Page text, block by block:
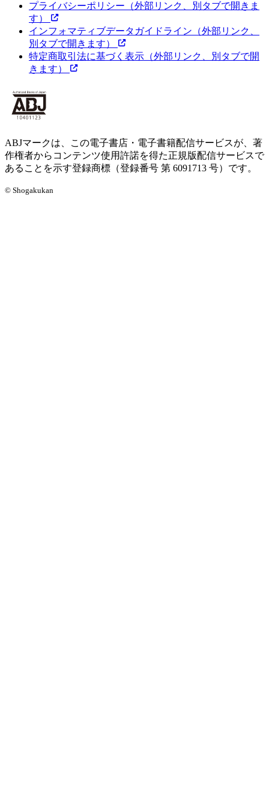
プライバシーポリシー （外部リンク、別タブで開きま
す）
インフォマティブデータガイドライン （外部リンク、
別タブで開きます）
特定商取引法に基づく表示 （外部リンク、別タブで開
きます）
ABJマークは、この電子書店・電子書籍配信サービスが、著
作権者からコンテンツ使用許諾を得た正規版配信サービスで
あることを示す登録商標（登録番号 第 6091713 号）です。
© Shogakukan